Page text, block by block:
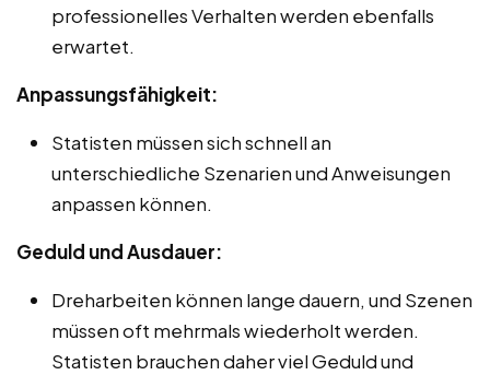
professionelles Verhalten werden ebenfalls
erwartet.
Anpassungsfähigkeit:
Statisten müssen sich schnell an
unterschiedliche Szenarien und Anweisungen
anpassen können.
Geduld und Ausdauer:
Dreharbeiten können lange dauern, und Szenen
müssen oft mehrmals wiederholt werden.
Statisten brauchen daher viel Geduld und